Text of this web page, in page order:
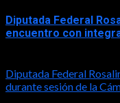
Diputada Federal
encuentro con
Diputada Federal
durante sesión de la